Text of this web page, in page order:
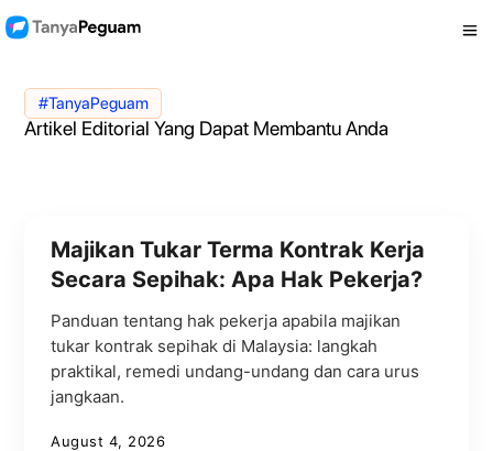
#TanyaPeguam
Artikel Editorial Yang Dapat Membantu Anda
Majikan Tukar Terma Kontrak Kerja
Secara Sepihak: Apa Hak Pekerja?
Panduan tentang hak pekerja apabila majikan
tukar kontrak sepihak di Malaysia: langkah
praktikal, remedi undang-undang dan cara urus
jangkaan.
August 4, 2026